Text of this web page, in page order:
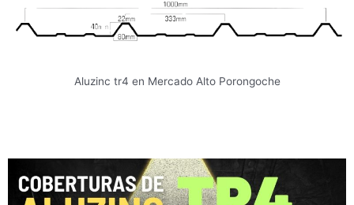
Aluzinc tr4 en Mercado Alto Porongoche